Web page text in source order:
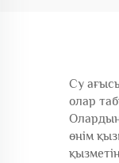
Су
олар
өнім